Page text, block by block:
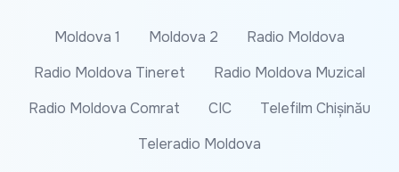
Moldova 1 Moldova 2
Radio Moldova
Radio Moldova Tineret
Radio Moldova Muzical
Radio Moldova Comrat
CIC
Telefilm Chișinău
Teleradio Moldova